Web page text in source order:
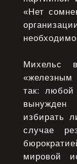
«Нет
Михельс
«железным
так: любой
вынужден
избирать
случае
мировой